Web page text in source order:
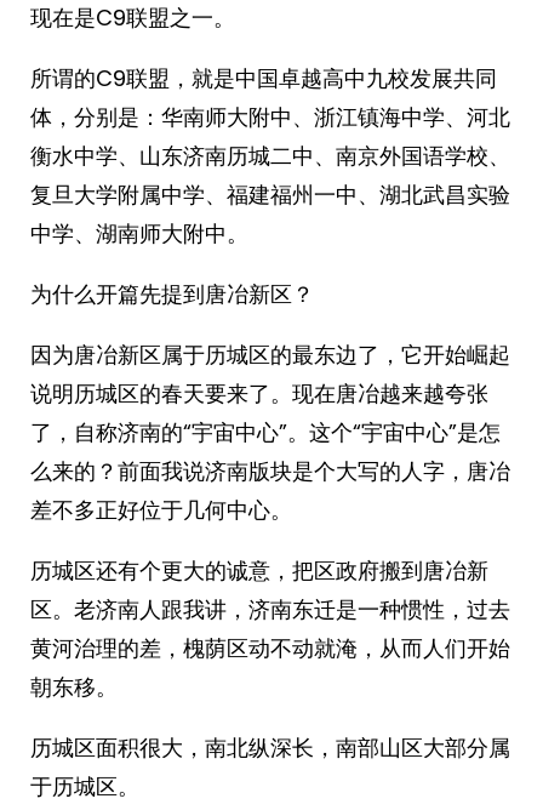
现在是C9联盟之一。
所谓的C9联盟，就是中国卓越高中九校发展共同
体，分别是：华南师大附中、浙江镇海中学、河北
衡水中学、山东济南历城二中、南京外国语学校、
复旦大学附属中学、福建福州一中、湖北武昌实验
中学、湖南师大附中。
为什么开篇先提到唐冶新区？
因为唐冶新区属于历城区的最东边了，它开始崛起
说明历城区的春天要来了。现在唐冶越来越夸张
了，自称济南的“宇宙中心”。这个“宇宙中心”是怎
么来的？前面我说济南版块是个大写的人字，唐冶
差不多正好位于几何中心。
历城区还有个更大的诚意，把区政府搬到唐冶新
区。老济南人跟我讲，济南东迁是一种惯性，过去
黄河治理的差，槐荫区动不动就淹，从而人们开始
朝东移。
历城区面积很大，南北纵深长，南部山区大部分属
于历城区。